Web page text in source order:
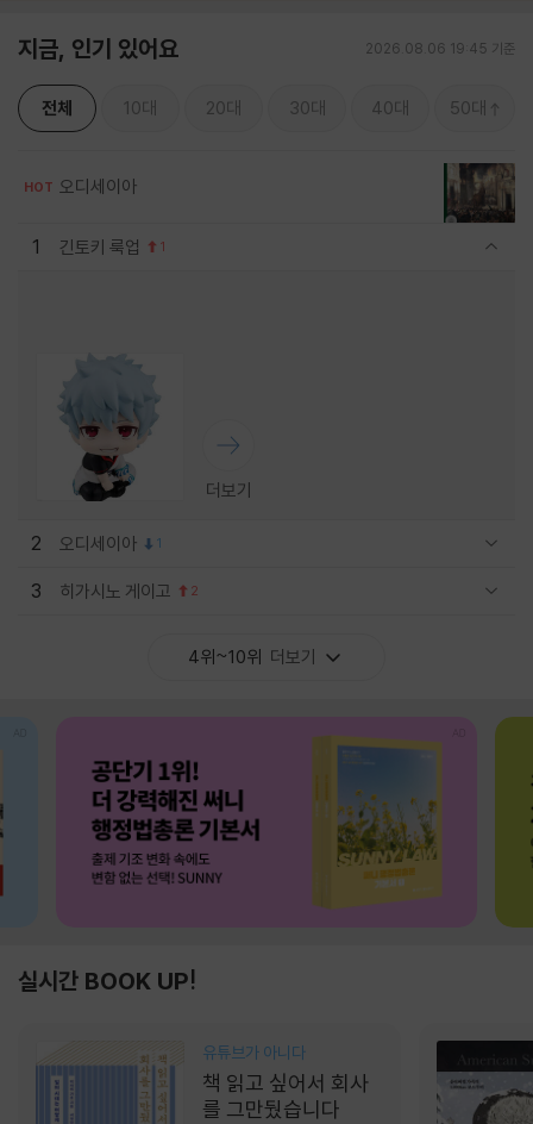
지금, 인기 있어요 2026.08.06 19:45 기준
전체 10대 20대 30대 40대 50대
HOT 오디세이아
1 긴토키 룩업 1
더보기
2 오디세이아 1
3 히가시노 게이고 2
4위~10위 더보기
실시간 BOOK UP!
유튜브가 아니다
책 읽고 싶어서 회사
를 그만뒀습니다